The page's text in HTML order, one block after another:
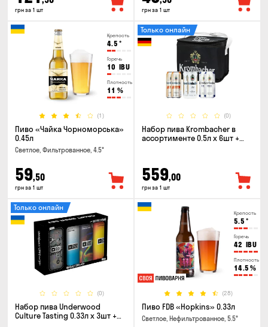
грн за 1 шт грн за 1 шт
Крепость
4.5 °
Горечь
10 IBU
Плотность
11 %
(1)
Пиво «Чайка Чорноморська»
0.45л
Светлое, Фильтрованное, 4.5°
59,50
грн за 1 шт
(0)
Только онлайн
Набор пива Krombacher в
ассортименте 0.5л х 6шт +
559,00
грн за 1 шт
(0)
Только онлайн
Набор пива Underwood
Culture Tasting 0.33л x 3шт +
Крепость
5.5 °
Горечь
42 IBU
Плотность
14.5 %
(28)
Пиво FDB «Hopkins» 0.33л
Светлое, Нефильтрованное, 5.5°